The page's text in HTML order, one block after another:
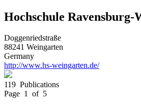
Hochschule Ravensburg-
Doggenriedstraße
88241 Weingarten
Germany
http://www.hs-weingarten.de/
119 Publications
Page 1 of 5